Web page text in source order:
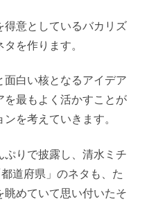
意としているバカリズ
を作ります。
面白い核となるアイデア
を最もよく活かすことが
を考えていきます。
りで披露し、清水ミチ
道府県」のネタも、た
眺めていて思い付いたそ